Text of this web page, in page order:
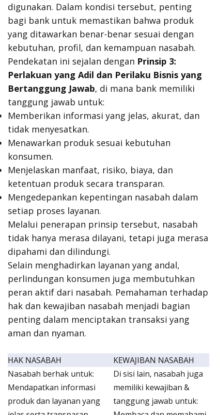
digunakan. Dalam kondisi tersebut, penting
bagi bank untuk memastikan bahwa produk
yang ditawarkan benar-benar sesuai dengan
kebutuhan, profil, dan kemampuan nasabah.
Pendekatan ini sejalan dengan Prinsip 3:
Perlakuan yang Adil dan Perilaku Bisnis yang
Bertanggung Jawab, di mana bank memiliki
tanggung jawab untuk:
Memberikan informasi yang jelas, akurat, dan
tidak menyesatkan.
Menawarkan produk sesuai kebutuhan
konsumen.
Menjelaskan manfaat, risiko, biaya, dan
ketentuan produk secara transparan.
Mengedepankan kepentingan nasabah dalam
setiap proses layanan.
Melalui penerapan prinsip tersebut, nasabah
tidak hanya merasa dilayani, tetapi juga merasa
dipahami dan dilindungi.
Selain menghadirkan layanan yang andal,
perlindungan konsumen juga membutuhkan
peran aktif dari nasabah. Pemahaman terhadap
hak dan kewajiban nasabah menjadi bagian
penting dalam menciptakan transaksi yang
aman dan nyaman.
HAK NASABAH
KEWAJIBAN NASABAH
Nasabah berhak untuk:
Mendapatkan informasi
produk dan layanan yang
Di sisi lain, nasabah juga
memiliki kewajiban &
tanggung jawab untuk: